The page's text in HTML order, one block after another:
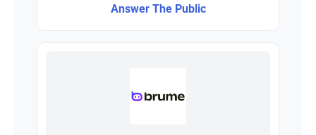
Answer The Public